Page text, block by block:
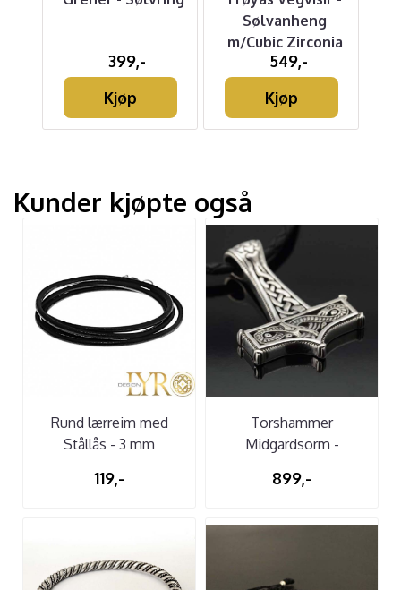
399,-
Kjøp
Sølvanheng
m/Cubic Zirconia
549,-
Kjøp
Kunder kjøpte også
Rund lærreim med
Stållås - 3 mm
119,-
Torshammer
Midgardsorm -
899,-